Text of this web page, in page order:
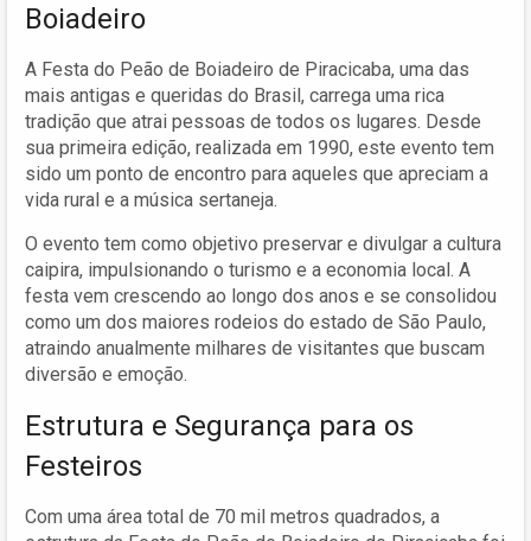
Boiadeiro
A Festa do Peão de Boiadeiro de Piracicaba, uma das
mais antigas e queridas do Brasil, carrega uma rica
tradição que atrai pessoas de todos os lugares. Desde
sua primeira edição, realizada em 1990, este evento tem
sido um ponto de encontro para aqueles que apreciam a
vida rural e a música sertaneja.
O evento tem como objetivo preservar e divulgar a cultura
caipira, impulsionando o turismo e a economia local. A
festa vem crescendo ao longo dos anos e se consolidou
como um dos maiores rodeios do estado de São Paulo,
atraindo anualmente milhares de visitantes que buscam
diversão e emoção.
Estrutura e Segurança para os
Festeiros
Com uma área total de 70 mil metros quadrados, a